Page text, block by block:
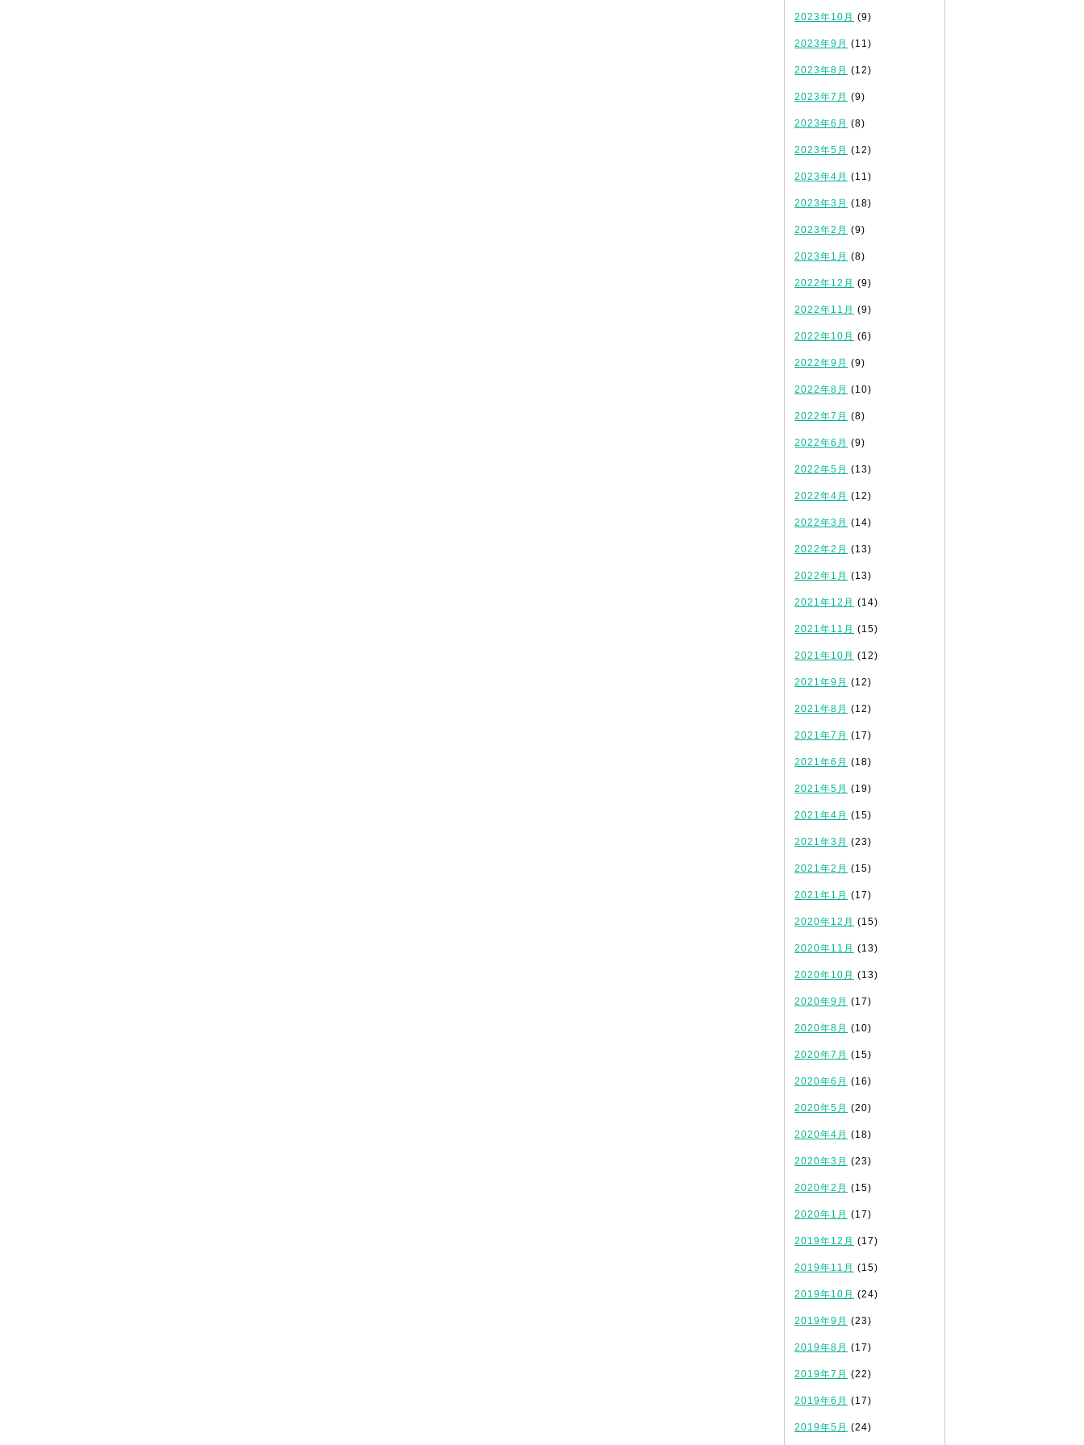
2023年10月 (9)
2023年9月 (11)
2023年8月 (12)
2023年7月 (9)
2023年6月 (8)
2023年5月 (12)
2023年4月 (11)
2023年3月 (18)
2023年2月 (9)
2023年1月 (8)
2022年12月 (9)
2022年11月 (9)
2022年10月 (6)
2022年9月 (9)
2022年8月 (10)
2022年7月 (8)
2022年6月 (9)
2022年5月 (13)
2022年4月 (12)
2022年3月 (14)
2022年2月 (13)
2022年1月 (13)
2021年12月 (14)
2021年11月 (15)
2021年10月 (12)
2021年9月 (12)
2021年8月 (12)
2021年7月 (17)
2021年6月 (18)
2021年5月 (19)
2021年4月 (15)
2021年3月 (23)
2021年2月 (15)
2021年1月 (17)
2020年12月 (15)
2020年11月 (13)
2020年10月 (13)
2020年9月 (17)
2020年8月 (10)
2020年7月 (15)
2020年6月 (16)
2020年5月 (20)
2020年4月 (18)
2020年3月 (23)
2020年2月 (15)
2020年1月 (17)
2019年12月 (17)
2019年11月 (15)
2019年10月 (24)
2019年9月 (23)
2019年8月 (17)
2019年7月 (22)
2019年6月 (17)
2019年5月 (24)